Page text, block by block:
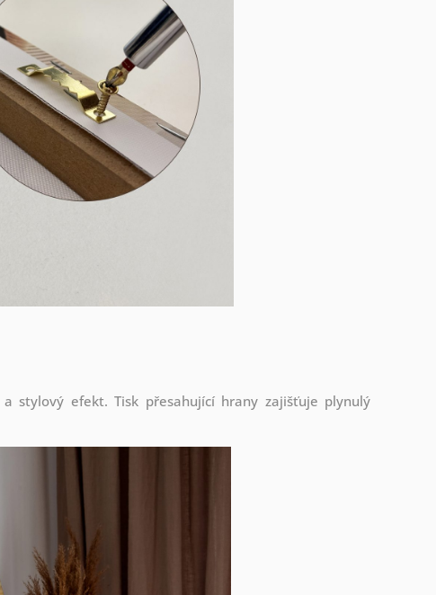
stylový efekt. Tisk přesahující hrany zajišťuje plynulý